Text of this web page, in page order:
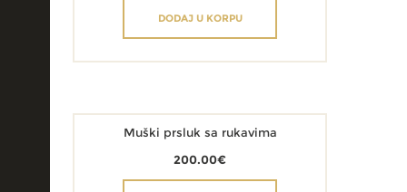
DODAJ U KORPU
Muški prsluk sa rukavima
200.00€